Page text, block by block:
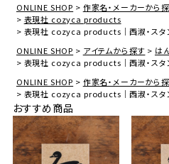
ONLINE SHOP 作家名・メーカーから
表現社 cozyca products
表現社 cozyca products｜西淑・スタ
ONLINE SHOP
アイテムから探す
は
表現社 cozyca products｜西淑・スタ
ONLINE SHOP
作家名・メーカーから
表現社 cozyca products｜西淑・スタ
おすすめ商品